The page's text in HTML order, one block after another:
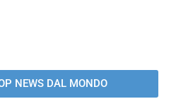
NEWS DAL MONDO